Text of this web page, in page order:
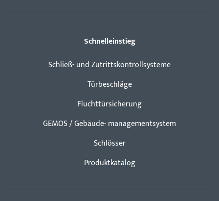
Schnelleinstieg
Schließ- und Zutrittskontrollsysteme
Türbeschläge
Fluchttürsicherung
GEMOS / Gebäude- managementsystem
Schlösser
Produktkatalog